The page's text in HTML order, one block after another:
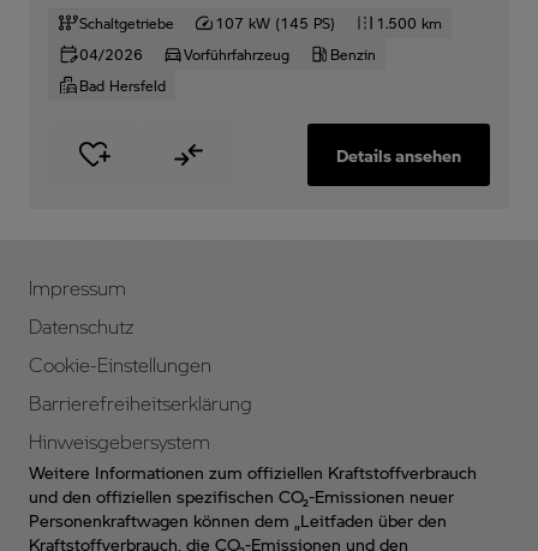
Schaltgetriebe 107 kW (145 PS)
1.500 km
04/2026
Vorführfahrzeug
Benzin
Bad Hersfeld
Details ansehen
Impressum
Datenschutz
Cookie-Einstellungen
Barrierefreiheitserklärung
Hinweisgebersystem
Weitere Informationen zum offiziellen Kraftstoffverbrauch
und den offiziellen spezifischen CO₂-Emissionen neuer
Personenkraftwagen können dem „Leitfaden über den
Kraftstoffverbrauch, die CO₂-Emissionen und den